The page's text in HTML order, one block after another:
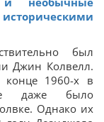
был
Джин Колвелл.
1960-х в
даже было
Однако их